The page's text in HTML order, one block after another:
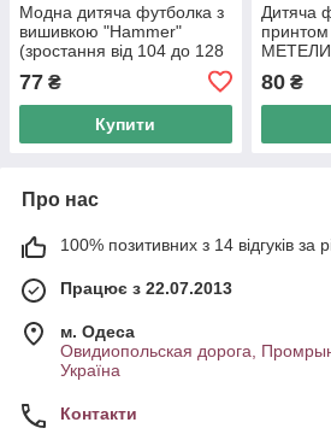
Модна дитяча футболка з
вишивкою "Hammer"
(зростання від 104 до 128
77 ₴
Купити
Дитяча
128 см)
80₴
Про нас
100% позитивних з 14 відгуків за
Працює з 22.07.2013
м. Одеса
Овидиопольская дорога,
Україна
Контакти